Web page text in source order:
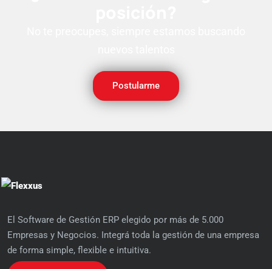
Postularme
El Software de Gestión ERP elegido por más de 5.000
Empresas y Negocios. Integrá toda la gestión de una empresa
de forma simple, flexible e intuitiva.